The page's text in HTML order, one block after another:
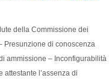
della Commissione dei
Presunzione di conoscenza
ammissione – Inconfigurabilità
l’assenza di